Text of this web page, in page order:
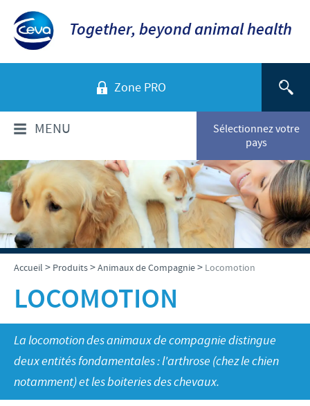
Together, beyond animal health
Zone PRO
Sélectionnez votre
pays
MENU
QUI SOMMES-NOUS?
Aperçu de la société
Ceva en Belgique
Ceva dans le monde
Notre histoire
Notre mission
Nos valeurs
Recherche et développement
PRODUITS
Liste produits
Porcs
Volailles
SERVICES
RESPONSABILITÉ & PARTENARIATS
Importance de la responsabilité
Programmes de soutien
ACTUALITÉS
Actualités internationales
OFFRES D'EMPLOI
Accueil > Produits>Animaux de Compagnie> Locomotion
LOCOMOTION
La locomotion des animaux de compagnie distingue
deux entités fondamentales : l'arthrose (chez le chien
notamment) et les boiteries des chevaux.